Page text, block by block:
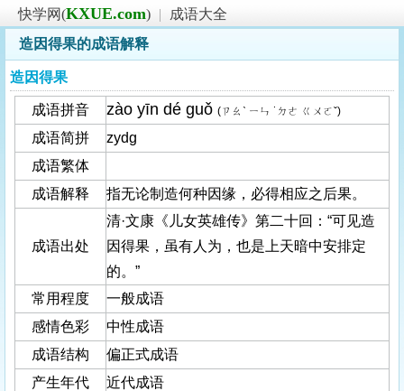
快学网(KXUE.com) |
成语大全
造因得果的成语解释
造因得果
成语拼音 zào yīn dé guǒ (ㄗㄠˋ ㄧㄣ ˙ㄉㄜ ㄍㄨㄛˇ)
成语简拼
zydg
成语繁体
成语解释
指无论制造何种因缘，必得相应之后果。
成语出处
清·文康《儿女英雄传》第二十回：“可见造
因得果，虽有人为，也是上天暗中安排定
的。”
常用程度
一般成语
感情色彩
中性成语
成语结构
偏正式成语
产生年代
近代成语